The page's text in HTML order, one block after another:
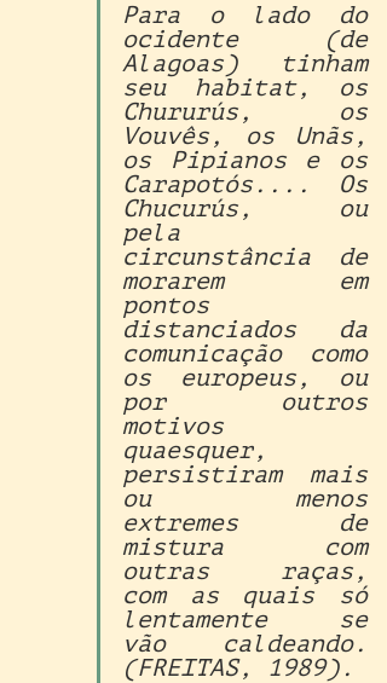
Para o lado do
ocidente (de
Alagoas) tinham
seu habitat, os
Chururús, os
Vouvês, os Unãs,
os Pipianos e os
Carapotós.... Os
Chucurús, ou
pela
circunstância de
morarem em
pontos
distanciados da
comunicação como
os europeus, ou
por outros
motivos
quaesquer,
persistiram mais
ou menos
extremes de
mistura com
outras raças,
com as quais só
lentamente se
vão caldeando.
(FREITAS, 1989).